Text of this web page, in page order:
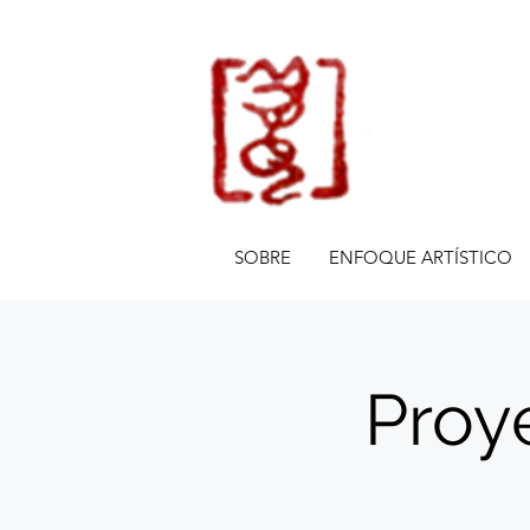
SOBRE ENFOQUE ARTÍSTICO